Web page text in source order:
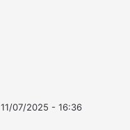
11/07/2025 - 16:36